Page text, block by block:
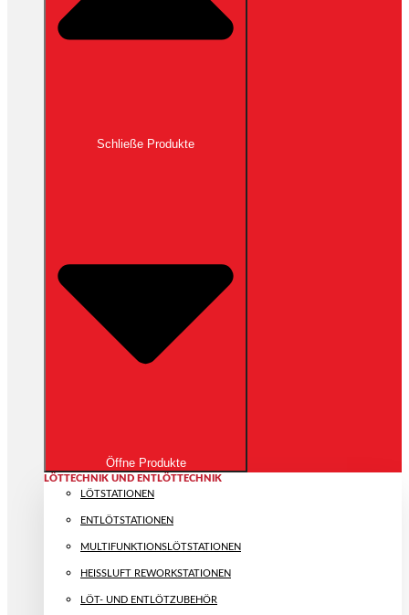
Schließe Produkte
Öffne Produkte
LÖTTECHNIK UND ENTLÖTTECHNIK
LÖTSTATIONEN
ENTLÖTSTATIONEN
MULTIFUNKTIONS­LÖTSTATIONEN
HEISSLUFT REWORKSTATIONEN
LÖT- UND ENTLÖTZUBEHÖR